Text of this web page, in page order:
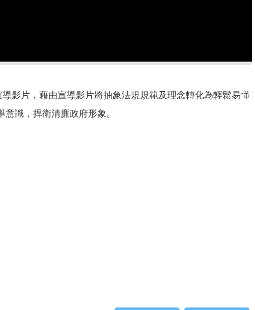
影片，藉由宣導影片將抽象法規規範及理念轉化為輕鬆易懂
識，捍衛清廉政府形象。